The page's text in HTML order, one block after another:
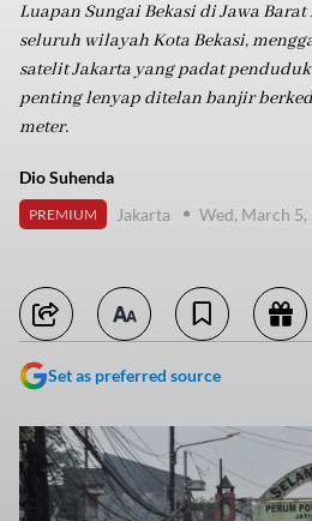
Luapan Sungai Bekasi di Jawa
seluruh wilayah Kota Bekasi,
satelit Jakarta yang padat
penting lenyap ditelan banjir
meter.
Dio Suhenda
PREMIUM Jakarta Wed, March 5,
Set as preferred source